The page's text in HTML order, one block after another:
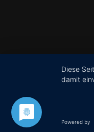
Diese
damit
Powered by